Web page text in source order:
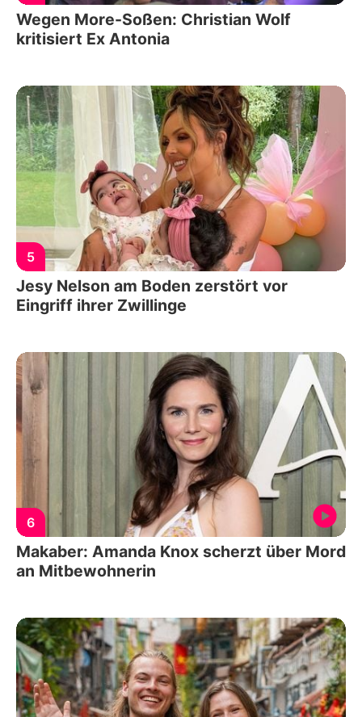
Wegen More-Soßen: Christian Wolf
kritisiert Ex Antonia
5
Jesy Nelson am Boden zerstört vor
Eingriff ihrer Zwillinge
6
Makaber: Amanda Knox scherzt über Mord
an Mitbewohnerin